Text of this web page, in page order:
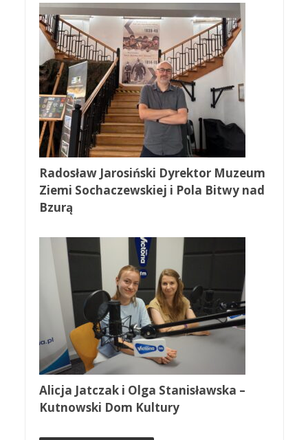
Radosław Jarosiński Dyrektor Muzeum
Ziemi Sochaczewskiej i Pola Bitwy nad
Bzurą
Alicja Jatczak i Olga Stanisławska –
Kutnowski Dom Kultury